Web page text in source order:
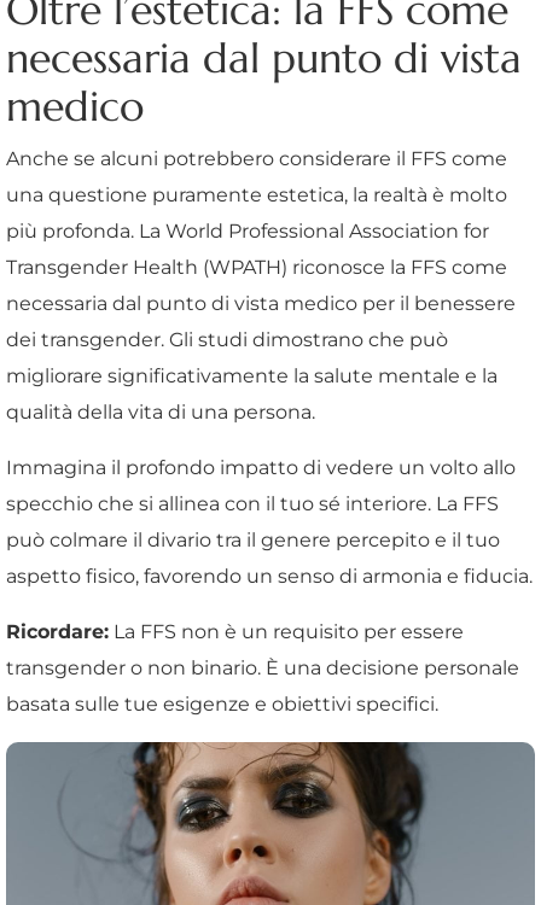
necessaria dal punto di vista
medico
Anche se alcuni potrebbero considerare il FFS come
una questione puramente estetica, la realtà è molto
più profonda. La World Professional Association for
Transgender Health (WPATH) riconosce la FFS come
necessaria dal punto di vista medico per il benessere
dei transgender. Gli studi dimostrano che può
migliorare significativamente la salute mentale e la
qualità della vita di una persona.
Immagina il profondo impatto di vedere un volto allo
specchio che si allinea con il tuo sé interiore. La FFS
può colmare il divario tra il genere percepito e il tuo
aspetto fisico, favorendo un senso di armonia e fiducia.
Ricordare: La FFS non è un requisito per essere
transgender o non binario. È una decisione personale
basata sulle tue esigenze e obiettivi specifici.